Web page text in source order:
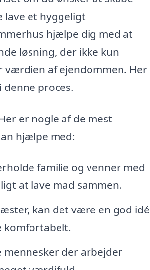
lave et hyggeligt
hjælpe dig med at
løsning, der ikke kun
af ejendommen. Her
proces.
er nogle af de mest
hjælpe med:
familie og venner med
at lave mad sammen.
kan det være en god idé
komfortabelt.
mennesker der arbejder